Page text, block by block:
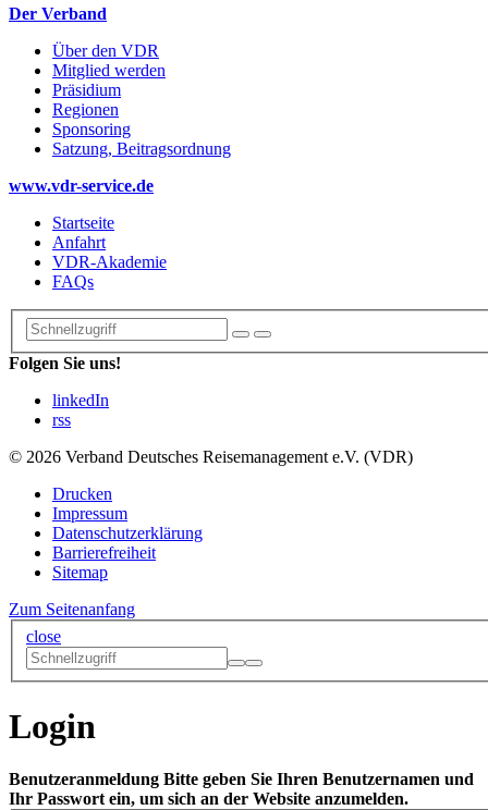
Der Verband
Über den VDR
Mitglied werden
Präsidium
Regionen
Sponsoring
Satzung, Beitragsordnung
www.vdr-service.de
Startseite
Anfahrt
VDR-Akademie
FAQs
Folgen Sie uns!
linkedIn
rss
© 2026 Verband Deutsches Reisemanagement e.V. (VDR)
Drucken
Impressum
Datenschutzerklärung
Barrierefreiheit
Sitemap
Zum Seitenanfang
close
Login
Benutzeranmeldung Bitte geben Sie Ihren Benutzernamen und
Ihr Passwort ein, um sich an der Website anzumelden.